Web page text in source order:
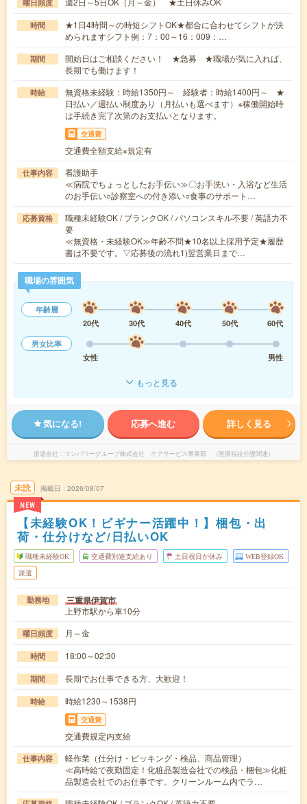
曜日頻度
時間
★1日4時間～の時短シフトOK★都合に合わせてシフトが決
められますシフト例：7：00～16：009：…
期間
開始日はご相談ください！ ★急募 ★職場が気に入れば、
長期でも働けます！
時給
無資格未経験：時給1350円～ 経験者：時給1400円～ ★
日払い／週払い制度あり（月払いも選べます）※稼働開始時
は手続き完了次第のお支払いとなります。
交通費
交通費全額支給※規定有
仕事内容
看護助手
≪病院でちょっとしたお手伝い≫〇お手洗い・入浴など生活
のお手伝い○診察室への付き添い○食事のサポート…
応募資格
職種未経験OK / ブランクOK / パソコンスキル不要 / 英語力不
要
≪無資格・未経験OK≫年齢不問★10名以上採用予定★履歴
書は不要です。▽応募後の流れ1)翌営業日まで…
職場の雰囲気
年齢層
20代
30代 40代 50代
60代
男女比率
女性
男性
もっと見る
気になる! 応募へ進む 詳しく見る
派遣会社 マンパワーグループ株式会社 ケアサービス事業部 （医療福祉介護関連）
未読
NEW
掲載日 2026/08/07
【未経験OK！ビギナー活躍中！】梱包・出
荷・仕分けなど/日払いOK
職種未経験OK 交通費別途支給あり 土日祝日が休み WEB登録OK
派遣
勤務地 三重県伊賀市
上野市駅から車10分
曜日頻度 月～金
時間 18:00～02:30
期間 長期でお仕事できる方、大歓迎！
時給 時給1230～1538円
交通費
交通費規定内支給
仕事内容
軽作業（仕分け・ピッキング・検品、商品管理）
≪高時給で夜勤固定！化粧品製造会社での検品・梱包≫化粧
品製造会社でのお仕事です。クリーンルーム内でラ…